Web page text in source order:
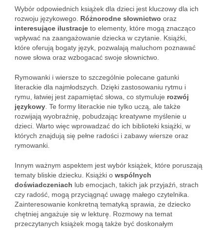
Wybór odpowiednich książek dla dzieci jest kluczowy dla ich
rozwoju językowego. Różnorodne słownictwo oraz
interesujące ilustracje to elementy, które mogą znacząco
wpływać na zaangażowanie dziecka w czytanie. Książki,
które oferują bogaty język, pozwalają maluchom poznawać
nowe słowa oraz wzbogacać swoje słownictwo.
Rymowanki i wiersze to szczególnie polecane gatunki
literackie dla najmłodszych. Dzięki zastosowaniu rytmu i
rymu, łatwiej jest zapamiętać słowa, co stymuluje rozwój
językowy . Te formy literackie nie tylko uczą, ale także
rozwijają wyobraźnię, pobudzając kreatywne myślenie u
dzieci. Warto więc wprowadzać do ich biblioteki książki, w
których znajdują się pełne radości i zabawy wiersze oraz
rymowanki.
Innym ważnym aspektem jest wybór książek, które poruszają
tematy bliskie dziecku. Książki o wspólnych
doświadczeniach lub emocjach, takich jak przyjaźń, strach
czy radość, mogą przyciągnąć uwagę małego czytelnika.
Zainteresowanie konkretną tematyką sprawia, że dziecko
chętniej angażuje się w lekturę. Rozmowy na temat
przeczytanych książek mogą także być doskonałym